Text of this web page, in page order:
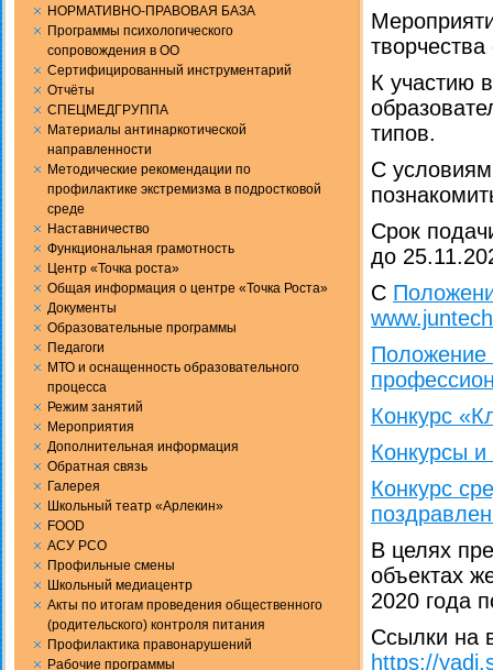
НОРМАТИВНО-ПРАВОВАЯ БАЗА
Программы психологического
сопровождения в ОО
Сертифицированный инструментарий
Отчёты
СПЕЦМЕДГРУППА
Материалы антинаркотической
направленности
Методические рекомендации по
профилактике экстремизма в подростковой
среде
Наставничество
Функциональная грамотность
Центр «Точка роста»
Общая информация о центре «Точка Роста»
Документы
Образовательные программы
Педагоги
МТО и оснащенность образовательного
процесса
Режим занятий
Мероприятия
Дополнительная информация
Обратная связь
Галерея
Школьный театр «Арлекин»
FOOD
АСУ РСО
Профильные смены
Школьный медиацентр
Акты по итогам проведения общественного
(родительского) контроля питания
Профилактика правонарушений
Рабочие программы
К участию
типов.
С
Срок
до
С
Положение
Конкурс
Конкурсы
Конкурс
В целях
объектах
2020 года
Ссылки на
https://